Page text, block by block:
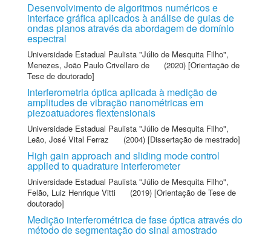
Desenvolvimento de algoritmos numéricos e
interface gráfica aplicados à análise de guias de
ondas planos através da abordagem de domínio
espectral
Universidade Estadual Paulista "Júlio de Mesquita Filho",
Menezes, João Paulo Crivellaro de
(2020) [Orientação de
Tese de doutorado]
Interferometria óptica aplicada à medição de
amplitudes de vibração nanométricas em
piezoatuadores flextensionais
Universidade Estadual Paulista "Júlio de Mesquita Filho",
Leão, José Vital Ferraz
(2004) [Dissertação de mestrado]
High gain approach and sliding mode control
applied to quadrature interferometer
Universidade Estadual Paulista "Júlio de Mesquita Filho",
Felão, Luiz Henrique Vitti
(2019) [Orientação de Tese de
doutorado]
Medição interferométrica de fase óptica através do
método de segmentação do sinal amostrado